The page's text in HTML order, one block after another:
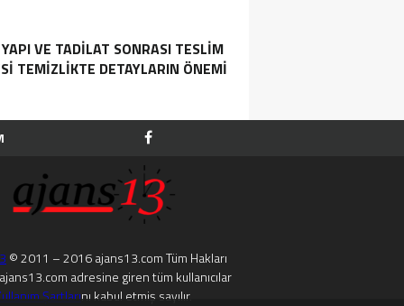
VE TADILAT SONRASI TESLIM
TEMIZLIKTE DETAYLARIN ÖNEMI
© 2011 – 2016 ajans13.com Tüm Hakları
ajans13.com adresine giren tüm kullanıcılar
Şartlarını kabul etmiş sayılır.